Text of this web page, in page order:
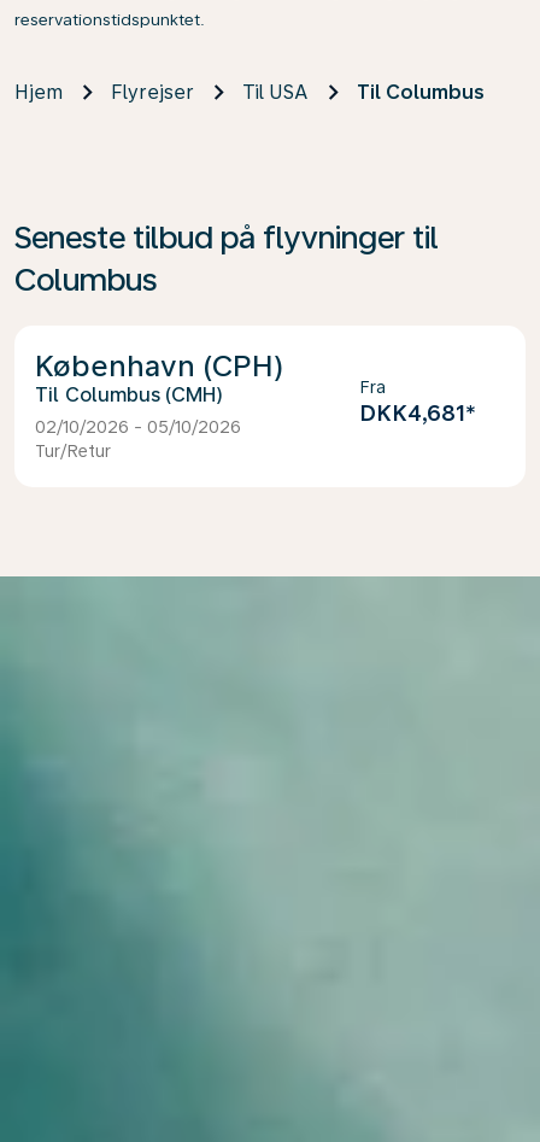
reservationstidspunktet.
Hjem Flyrejser Til USA Til Columbus
Seneste tilbud på flyvninger til
Columbus
København (CPH)
Columbus (CMH)
02/10/2026 - 05/10/2026
Tur/Retur
Fra
DKK4,681*